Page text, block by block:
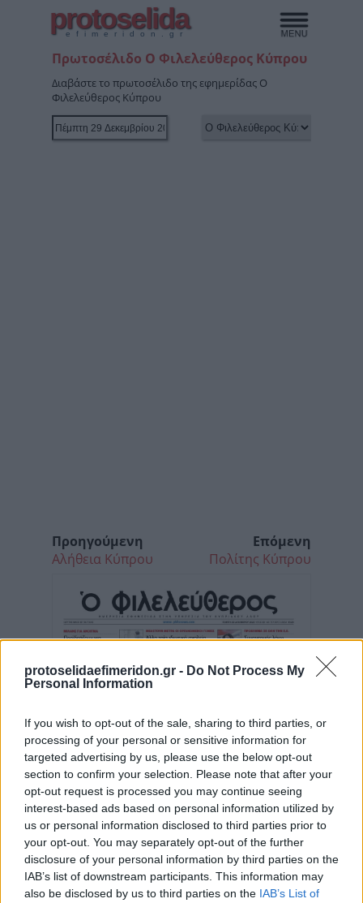
protoselidaefimeridon.gr - Do Not Process My
Personal Information
If you wish to opt-out of the sale, sharing to third parties, or
processing of your personal or sensitive information for
targeted advertising by us, please use the below opt-out
section to confirm your selection. Please note that after your
opt-out request is processed you may continue seeing
interest-based ads based on personal information utilized by
us or personal information disclosed to third parties prior to
your opt-out. You may separately opt-out of the further
disclosure of your personal information by third parties on the
IAB’s list of downstream participants. This information may
also be disclosed by us to third parties on the IAB’s List of
protoselida
efimeridon.gr
Πρωτοσέλιδο Ο Φιλελεύθερος Κύπρου
Διαβάστε το πρωτοσέλιδο της εφημερίδας Ο
Φιλελεύθερος Κύπρου
Προηγούμενη
Αλήθεια Κύπρου
Επόμενη
Πολίτης Κύπρου